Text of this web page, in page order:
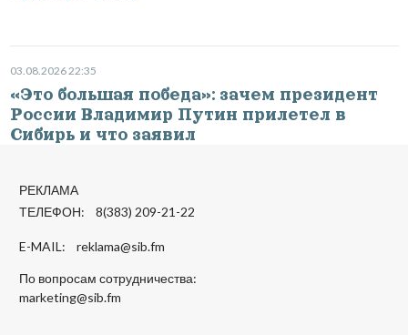
03.08.2026 22:35
«Это большая победа»: зачем президент
России Владимир Путин прилетел в
Сибирь и что заявил
РЕКЛАМА
ТЕЛЕФОН: 8(383) 209-21-22
E-MAIL: reklama@sib.fm
По вопросам сотрудничества:
marketing@sib.fm